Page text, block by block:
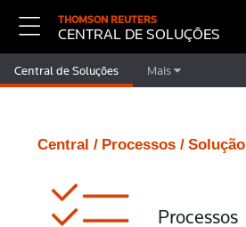
THOMSON REUTERS
CENTRAL DE SOLUÇÕES
Central de Soluções Mais
Central / Processos / Solução
Processos